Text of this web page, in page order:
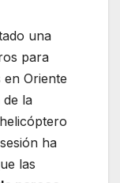
una
para
Oriente
de la
ha
las